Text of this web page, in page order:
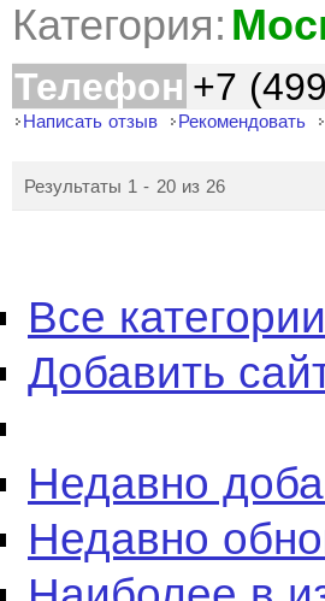
Категория:
Телефон +7
Написать отзыв Рекомендовать
Результаты 1 - 20 из 26
Все категории
Добавить
Недавно
Недавно